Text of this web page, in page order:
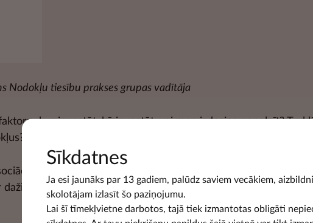
Sīkdatnes
Ja esi jaunāks par 13 gadiem, palūdz saviem vecākiem,
skolotājam izlasīt šo paziņojumu.
Lai šī tīmekļvietne darbotos, tajā tiek izmantotas obligāti
Nodokļu tiesību prakses grupas vadītāja
kur investēt, kā investēt, vai man izdosies nopelnīt?
ir – sarežģīti un nesaprotami. Šī raksta mērķis nav
padomiem, kas var noderēt, sākot investīciju ceļu.